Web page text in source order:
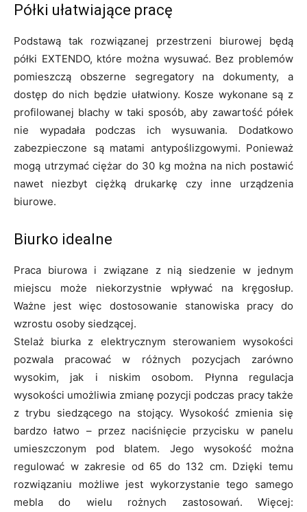
Półki ułatwiające pracę
Podstawą tak rozwiązanej przestrzeni biurowej będą
półki EXTENDO, które można wysuwać. Bez problemów
pomieszczą obszerne segregatory na dokumenty, a
dostęp do nich będzie ułatwiony. Kosze wykonane są z
profilowanej blachy w taki sposób, aby zawartość półek
nie wypadała podczas ich wysuwania. Dodatkowo
zabezpieczone są matami antypoślizgowymi. Ponieważ
mogą utrzymać ciężar do 30 kg można na nich postawić
nawet niezbyt ciężką drukarkę czy inne urządzenia
biurowe.
Biurko idealne
Praca biurowa i związane z nią siedzenie w jednym
miejscu może niekorzystnie wpływać na kręgosłup.
Ważne jest więc dostosowanie stanowiska pracy do
wzrostu osoby siedzącej.
Stelaż biurka z elektrycznym sterowaniem wysokości
pozwala pracować w różnych pozycjach zarówno
wysokim, jak i niskim osobom. Płynna regulacja
wysokości umożliwia zmianę pozycji podczas pracy także
z trybu siedzącego na stojący. Wysokość zmienia się
bardzo łatwo – przez naciśnięcie przycisku w panelu
umieszczonym pod blatem. Jego wysokość można
regulować w zakresie od 65 do 132 cm. Dzięki temu
rozwiązaniu możliwe jest wykorzystanie tego samego
mebla do wielu rożnych zastosowań. Więcej: